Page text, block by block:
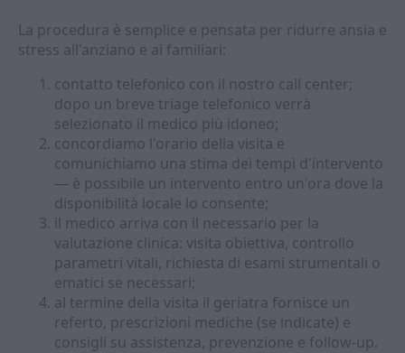
La procedura è semplice e pensata per ridurre ansia e
stress all'anziano e ai familiari:
contatto telefonico con il nostro call center;
dopo un breve triage telefonico verrà
selezionato il medico più idoneo;
concordiamo l'orario della visita e
comunichiamo una stima dei tempi d'intervento
— è possibile un intervento entro un'ora dove la
disponibilità locale lo consente;
il medico arriva con il necessario per la
valutazione clinica: visita obiettiva, controllo
parametri vitali, richiesta di esami strumentali o
ematici se necessari;
al termine della visita il geriatra fornisce un
referto, prescrizioni mediche (se indicate) e
consigli su assistenza, prevenzione e follow-up.